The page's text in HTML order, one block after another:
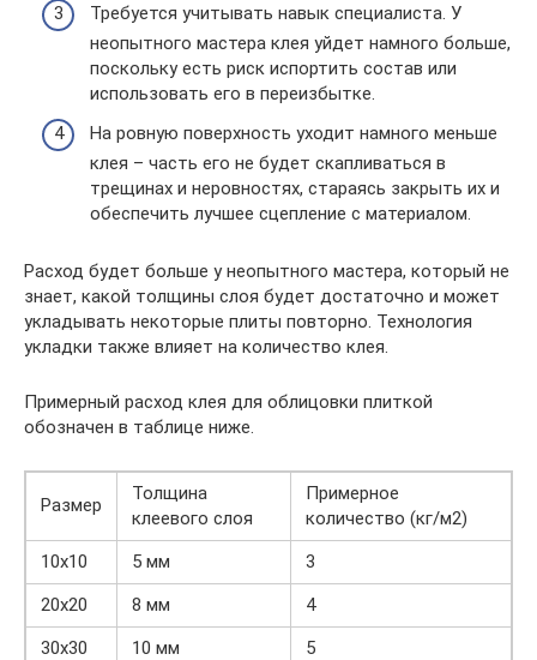
Требуется учитывать навык специалиста. У
неопытного мастера клея уйдет намного больше,
поскольку есть риск испортить состав или
использовать его в переизбытке.
На ровную поверхность уходит намного меньше
клея – часть его не будет скапливаться в
трещинах и неровностях, стараясь закрыть их и
обеспечить лучшее сцепление с материалом.
Расход будет больше у неопытного мастера, который не
знает, какой толщины слоя будет достаточно и может
укладывать некоторые плиты повторно. Технология
укладки также влияет на количество клея.
Примерный расход клея для облицовки плиткой
обозначен в таблице ниже.
Размер
Толщина
клеевого слоя
Примерное
количество (кг/м2)
10х10
5 мм
3
20х20
8 мм
4
30х30
10 мм 5